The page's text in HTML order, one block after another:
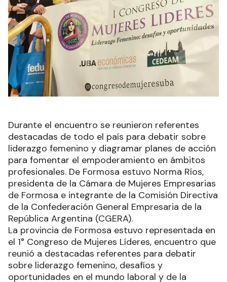
Durante el encuentro se reunieron referentes
destacadas de todo el país para debatir sobre
liderazgo femenino y diagramar planes de acción
para fomentar el empoderamiento en ámbitos
profesionales. De Formosa estuvo Norma Ríos,
presidenta de la Cámara de Mujeres Empresarias
de Formosa e integrante de la Comisión Directiva
de la Confederación General Empresaria de la
República Argentina (CGERA).
La provincia de Formosa estuvo representada en
el 1° Congreso de Mujeres Líderes, encuentro que
reunió a destacadas referentes para debatir
sobre liderazgo femenino, desafíos y
oportunidades en el mundo laboral y de la